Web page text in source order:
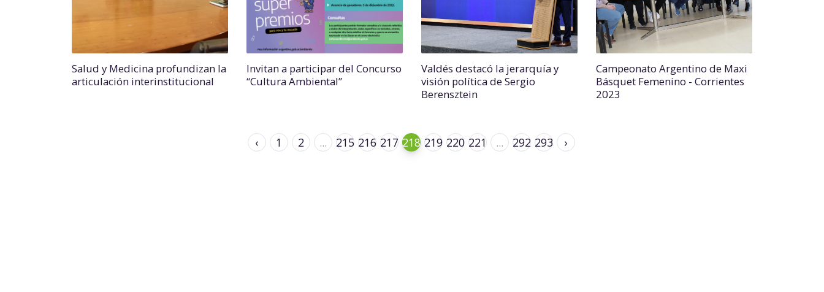
Salud y Medicina profundizan la
articulación interinstitucional
Invitan a participar del Concurso
“Cultura Ambiental”
Valdés destacó la jerarquía y
visión política de Sergio
Berensztein
Campeonato Argentino de Maxi
Básquet Femenino - Corrientes
2023
‹ 1 2 ... 215 216 217 218 219 220 221 ... 292 293 ›